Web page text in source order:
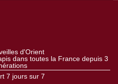
d'Orient
dans toutes la France depuis 3
7 jours sur 7